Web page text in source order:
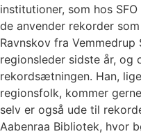
institutioner, som hos
de anvender rekorder
Ravnskov fra
regionsleder sidste år, og
rekordsætningen. Han,
regionsfolk, kommer
selv er også ude til
Aabenraa Bibliotek, hvor